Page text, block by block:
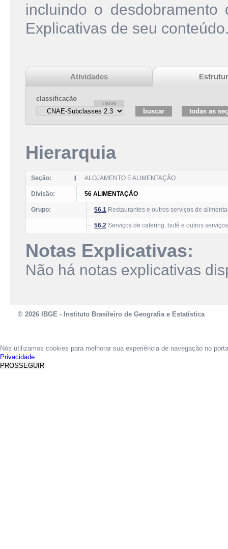
incluindo o
Explicativas de seu
Atividades
classificação
Hierarquia
Seção: ALOJAMENTO E ALIMENTAÇÃO
Divisão: 56 ALIMENTAÇÃO
Grupo: 56.1 Restaurantes e outros serviços de
56.2 Serviços de catering, bufê e outros
Notas Explicativas:
Não há notas explicativas
© 2026 IBGE - Instituto Brasileiro de Geografia e Estatística
Nós utilizamos cookies para melhorar sua experiência de navegação no
Privacidade.
PROSSEGUIR